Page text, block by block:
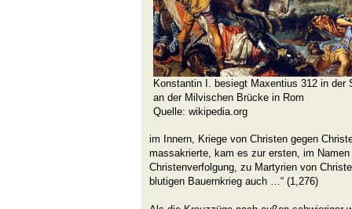
Konstantin I. besiegt Maxentius 312 in der
an der Milvischen Brücke in Rom
Quelle: wikipedia.org
im Innern, Kriege von Christen gegen
massakrierte, kam es zur ersten, im
Christenverfolgung, zu Martyrien von
blutigen Bauernkrieg auch …“ (1,276)